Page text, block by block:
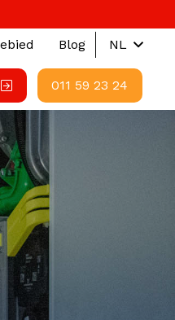
Blog NL
011 59 23 24